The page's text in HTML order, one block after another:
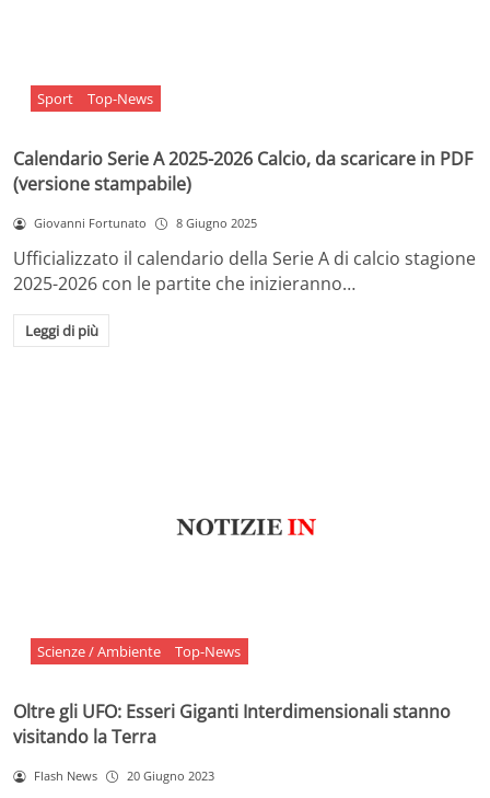
Sport Top-News
Calendario Serie A 2025-2026 Calcio, da scaricare in PDF
(versione stampabile)
Giovanni Fortunato 8 Giugno 2025
Ufficializzato il calendario della Serie A di calcio stagione
2025-2026 con le partite che inizieranno…
Leggi di più
Scienze / Ambiente Top-News
Oltre gli UFO: Esseri Giganti Interdimensionali stanno
visitando la Terra
Flash News 20 Giugno 2023